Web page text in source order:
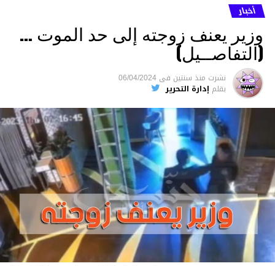
أخبار
وزير يعنف زوجته إلى حد الموت …
(التفاصــيل)
نشرت منذ سنتين فى 06/04/2024
بقلم إدارة التحرير